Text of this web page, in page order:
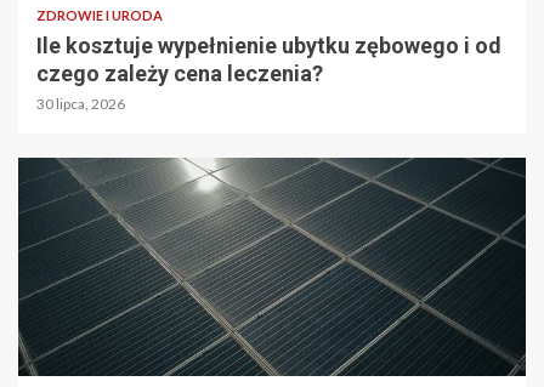
ZDROWIE I URODA
Ile kosztuje wypełnienie ubytku zębowego i od
czego zależy cena leczenia?
30 lipca, 2026